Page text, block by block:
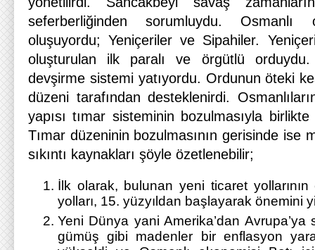
seferberliğinden sorumluydu.
oluşuyordu; Yeniçeriler ve Sipahiler.
oluşturulan ilk paralı ve örgütlü orduydu.
devşirme sistemi yatıyordu. Ordunun öteki
düzeni tarafından desteklenirdi.
yapısı tımar sisteminin bozulmasıyla
Tımar düzeninin bozulmasının gerisinde ise
sıkıntı kaynakları şöyle özetlenebilir;
İlk olarak, bulunan yeni ticaret
yolları, 15. yüzyıldan başlayarak önemini
Yeni Dünya yani Amerika’dan
gümüş gibi madenler bir enflasyon